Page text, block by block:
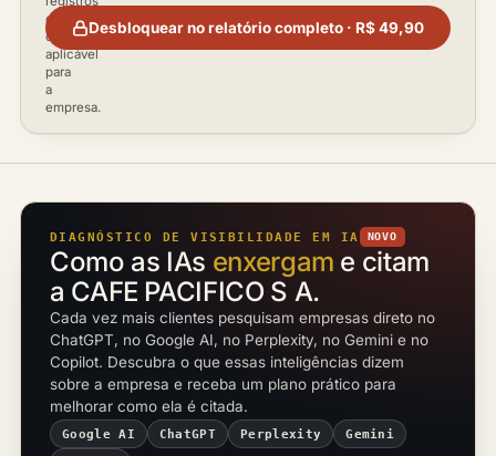
disponíveis
conforme
aplicável
para
a
empresa.
Desbloquear no relatório completo · R$ 49,90
DIAGNÓSTICO DE VISIBILIDADE EM IA NOVO
Como as IAs enxergam e citam
a CAFE PACIFICO S A.
Cada vez mais clientes pesquisam empresas direto no
ChatGPT, no Google AI, no Perplexity, no Gemini e no
Copilot. Descubra o que essas inteligências dizem
sobre a empresa e receba um plano prático para
melhorar como ela é citada.
Google AI ChatGPT Perplexity Gemini